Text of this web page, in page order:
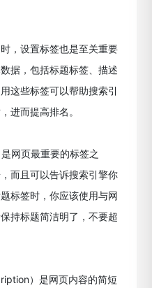
，设置标签也是至关重要
据，包括标题标签、描述
这些标签可以帮助搜索引
进而提高排名。
网页最重要的标签之
而且可以告诉搜索引擎你
标签时，你应该使用与网
持标题简洁明了，不要超
）是网页内容的简短